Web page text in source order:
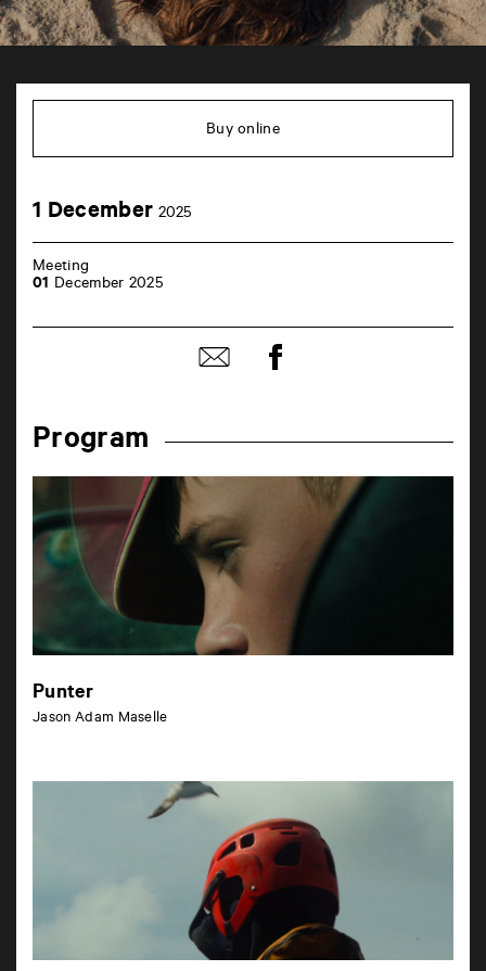
Poitiers
Program
Punter
Jason Adam Maselle
Buy online
1 December 2025
Meeting
01 December 2025
Share
by
Share
on